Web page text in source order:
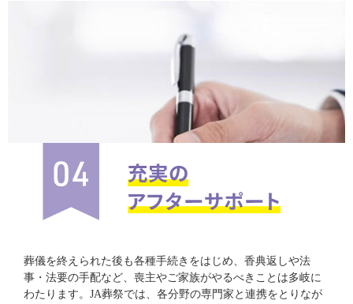
葬儀を終えられた後も各種手続きをはじめ、香典返しや法
事・法要の手配など、喪主やご家族がやるべきことは多岐に
わたります。JA葬祭では、各分野の専門家と連携をとりなが